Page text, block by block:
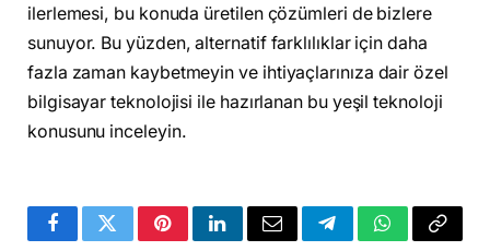
ilerlemesi, bu konuda üretilen çözümleri de bizlere
sunuyor. Bu yüzden, alternatif farklılıklar için daha
fazla zaman kaybetmeyin ve ihtiyaçlarınıza dair özel
bilgisayar teknolojisi ile hazırlanan bu yeşil teknoloji
konusunu inceleyin.
FacebookTwitterPinterestLinkedInEmail TelegramWhatsApp
Copy